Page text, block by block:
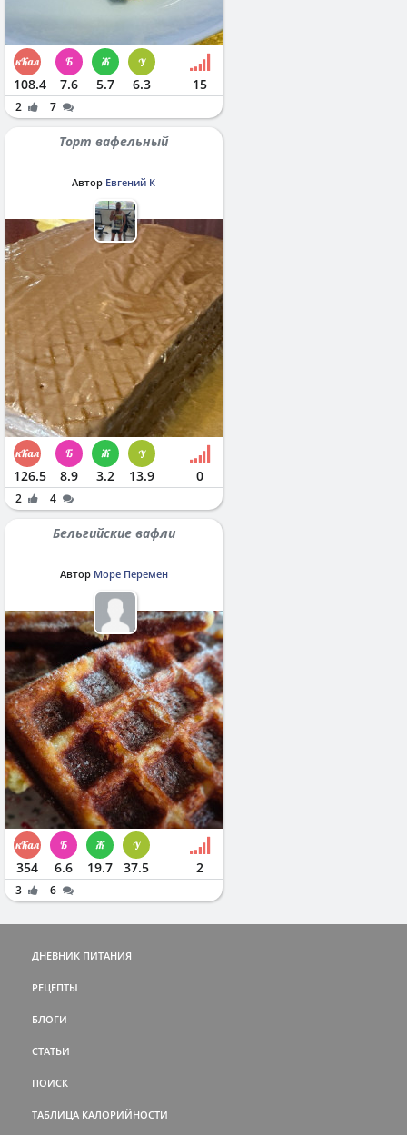
108.4 7.6 5.7 6.3 15
2 7
Торт вафельный
Автор Евгений К
126.5 8.9 3.2 13.9 0
2 4
Бельгийские вафли
Автор Море Перемен
354 6.6 19.7 37.5 2
3 6
ДНЕВНИК ПИТАНИЯ
РЕЦЕПТЫ
БЛОГИ
СТАТЬИ
ПОИСК
ТАБЛИЦА КАЛОРИЙНОСТИ